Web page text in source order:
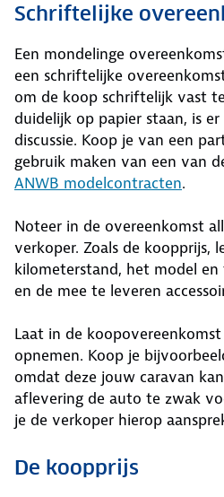
Schriftelijke
Een mondelinge
een schriftelijke
om de koop schriftelijk vast
duidelijk op papier staan, is
discussie. Koop je van een
gebruik maken van een van
ANWB modelcontracten.
Noteer in de overeenkomst
verkoper. Zoals de koopprijs,
kilometerstand, het model
en de mee te leveren
Laat in de
opnemen. Koop je
omdat deze jouw caravan
aflevering de auto te zwak
je de verkoper hierop
De koopprijs